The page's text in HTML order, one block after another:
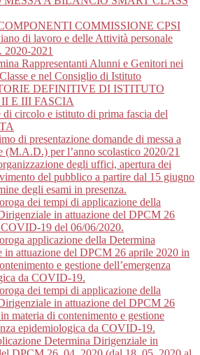
COMMISSIONE CPSI
di lavoro e delle Attività personale
2021
Rappresentanti Alunni e Genitori nei
e nel Consiglio di Istituto
DEFINITIVE DI ISTITUTO
E III FASCIA
di circolo e istituto di prima fascia del
di presentazione domande di messa a
(M.A.D.) per l’anno scolastico 2020/21
degli uffici, apertura dei
del pubblico a partire dal 15 giugno
degli esami in presenza.
dei tempi di applicazione della
in attuazione del DPCM 26
19 del 06/06/2020.
applicazione della Determina
in attuazione del DPCM 26 aprile 2020 in
e gestione dell’emergenza
da COVID-19.
dei tempi di applicazione della
in attuazione del DPCM 26
materia di contenimento e gestione
epidemiologica da COVID-19.
Determina Dirigenziale in